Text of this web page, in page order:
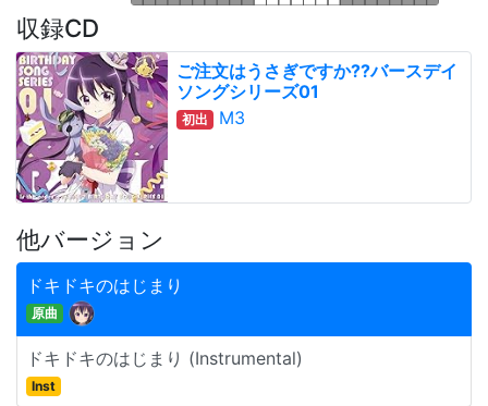
収録CD
ご注文はうさぎですか??バースデイ
ソングシリーズ01
初出 M3
他バージョン
ドキドキのはじまり
原曲
ドキドキのはじまり (Instrumental)
Inst